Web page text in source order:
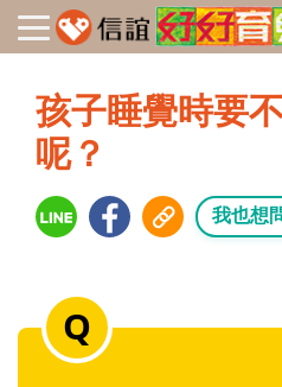
孩子睡覺時要
呢？
我也想